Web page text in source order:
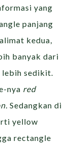
yang
panjang
kedua,
banyak dari
sedikit.
nya red
Sedangkan di
yellow
rectangle